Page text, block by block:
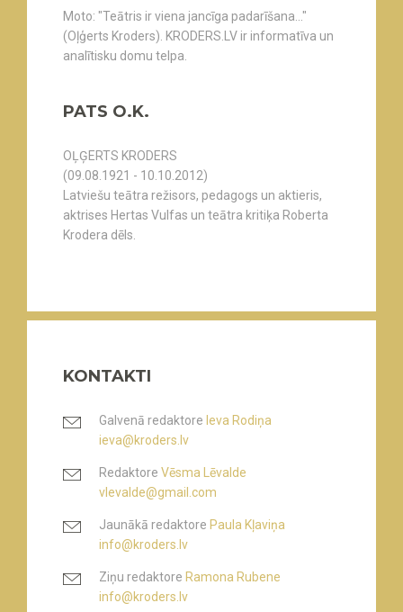
Moto: "Teātris ir viena jancīga padarīšana..."
(Oļģerts Kroders). KRODERS.LV ir informatīva un
analītisku domu telpa.
PATS O.K.
OĻĢERTS KRODERS
(09.08.1921 - 10.10.2012)
Latviešu teātra režisors, pedagogs un aktieris,
aktrises Hertas Vulfas un teātra kritiķa Roberta
Krodera dēls.
KONTAKTI
Galvenā redaktore Ieva Rodiņa
ieva@kroders.lv
Redaktore Vēsma Lēvalde
vlevalde@gmail.com
Jaunākā redaktore Paula Kļaviņa
info@kroders.lv
Ziņu redaktore Ramona Rubene
info@kroders.lv